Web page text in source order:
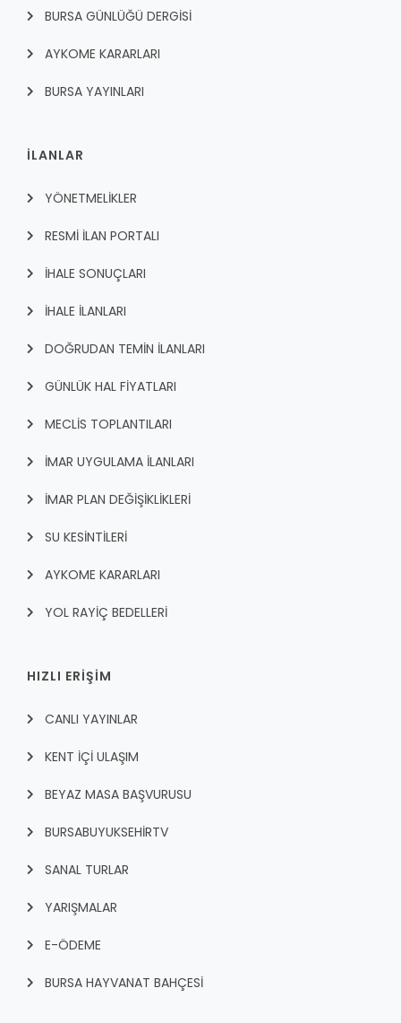
BURSA GÜNLÜĞÜ DERGİSİ
AYKOME KARARLARI
BURSA YAYINLARI
İLANLAR
YÖNETMELİKLER
RESMİ İLAN PORTALI
İHALE SONUÇLARI
İHALE İLANLARI
DOĞRUDAN TEMİN İLANLARI
GÜNLÜK HAL FİYATLARI
MECLİS TOPLANTILARI
İMAR UYGULAMA İLANLARI
İMAR PLAN DEĞİŞİKLİKLERİ
SU KESİNTİLERİ
AYKOME KARARLARI
YOL RAYİÇ BEDELLERİ
HIZLI ERİŞİM
CANLI YAYINLAR
KENT İÇI ULAŞIM
BEYAZ MASA BAŞVURUSU
BURSABUYUKSEHIRTV
SANAL TURLAR
YARIŞMALAR
E-ÖDEME
BURSA HAYVANAT BAHÇESİ